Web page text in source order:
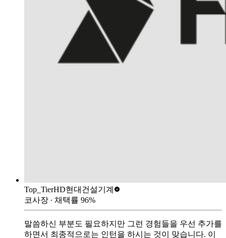
Top_TierHD현대건설기계
코사장 ∙ 채택률 96%
말씀하신 부분도 필요하지만 그런 경험들을 우선 추가를
하면서 최종적으로는 인턴을 하시는 것이 맞습니다. 이